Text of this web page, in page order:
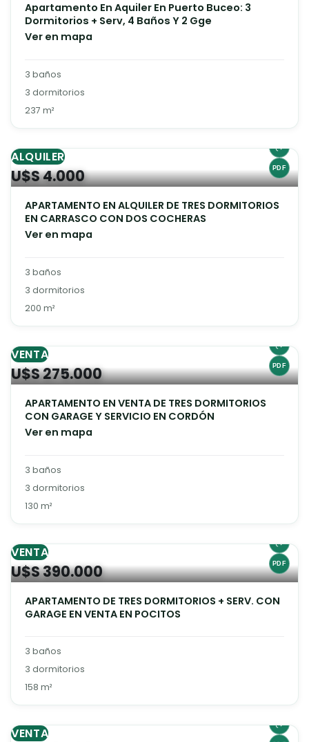
Apartamento En Aquiler En Puerto Buceo: 3
Dormitorios + Serv, 4 Baños Y 2 Gge
Ver en mapa
3 baños
3 dormitorios
237 m²
ALQUILER
U$S 4.000
APARTAMENTO EN ALQUILER DE TRES DORMITORIOS
EN CARRASCO CON DOS COCHERAS
Ver en mapa
3 baños
3 dormitorios
200 m²
VENTA
U$S 275.000
APARTAMENTO EN VENTA DE TRES DORMITORIOS
CON GARAGE Y SERVICIO EN CORDÓN
Ver en mapa
3 baños
3 dormitorios
130 m²
VENTA
U$S 390.000
APARTAMENTO DE TRES DORMITORIOS + SERV. CON
GARAGE EN VENTA EN POCITOS
3 baños
3 dormitorios
158 m²
VENTA